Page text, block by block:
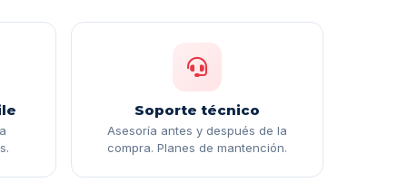
Soporte técnico
Asesoría antes y después de la
compra. Planes de mantención.